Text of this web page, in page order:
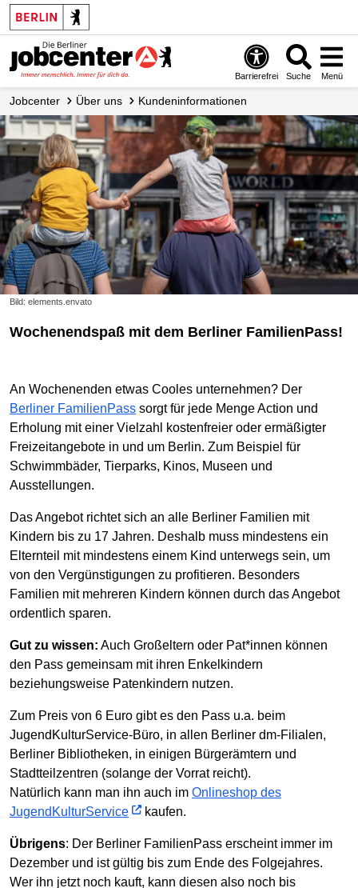
Barrierefrei Suche Menü
Jobcenter Über uns Kundeninformationen
Bild: elements.envato
Wochenendspaß mit dem Berliner FamilienPass!
An Wochenenden etwas Cooles unternehmen? Der
Berliner FamilienPass sorgt für jede Menge Action und
Erholung mit einer Vielzahl kostenfreier oder ermäßigter
Freizeitangebote in und um Berlin. Zum Beispiel für
Schwimmbäder, Tierparks, Kinos, Museen und
Ausstellungen.
Das Angebot richtet sich an alle Berliner Familien mit
Kindern bis zu 17 Jahren. Deshalb muss mindestens ein
Elternteil mit mindestens einem Kind unterwegs sein, um
von den Vergünstigungen zu profitieren. Besonders
Familien mit mehreren Kindern können durch das Angebot
ordentlich sparen.
Gut zu wissen: Auch Großeltern oder Pat*innen können
den Pass gemeinsam mit ihren Enkelkindern
beziehungsweise Patenkindern nutzen.
Zum Preis von 6 Euro gibt es den Pass u.a. beim
JugendKulturService-Büro, in allen Berliner dm-Filialen,
Berliner Bibliotheken, in einigen Bürgerämtern und
Stadtteilzentren (solange der Vorrat reicht).
Natürlich kann man ihn auch im Onlineshop des
JugendKulturService
kaufen.
Übrigens: Der Berliner FamilienPass erscheint immer im
Dezember und ist gültig bis zum Ende des Folgejahres.
Wer ihn jetzt noch kauft, kann diesen also noch bis